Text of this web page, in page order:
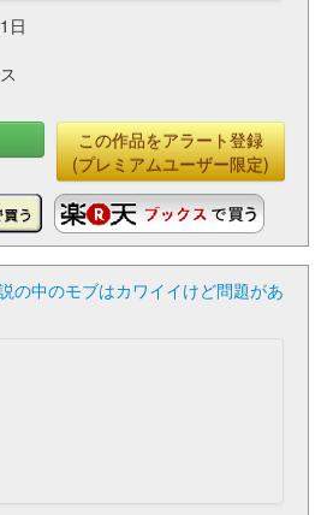
日
この作品をアラート登録
(プレミアムユーザー限定)
の中のモブはカワイイけど問題があ